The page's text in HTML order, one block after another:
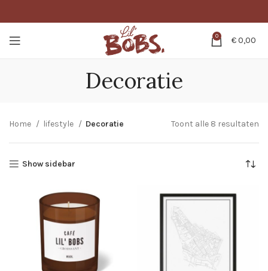
0 €0,00
Decoratie
Home lifestyle Decoratie Toont alle 8 resultaten
Show sidebar